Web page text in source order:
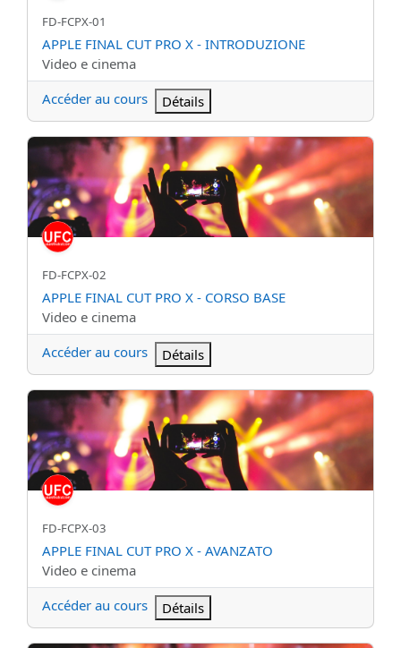
Nom abrégé du cours
FD-FCPX-01
Nom du cours
APPLE FINAL CUT PRO X - INTRODUZIONE
Catégorie de cours
Video e cinema
Accéder au cours
Détails
APPLE FINAL CUT PRO X - CORSO BASE
Nom abrégé du cours
FD-FCPX-02
Nom du cours
APPLE FINAL CUT PRO X - CORSO BASE
Catégorie de cours
Video e cinema
Accéder au cours
Détails
APPLE FINAL CUT PRO X - AVANZATO
Nom abrégé du cours
FD-FCPX-03
Nom du cours
APPLE FINAL CUT PRO X - AVANZATO
Catégorie de cours
Video e cinema
Accéder au cours
Détails